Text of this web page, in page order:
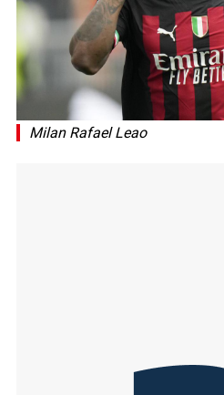
Milan Rafael Leao